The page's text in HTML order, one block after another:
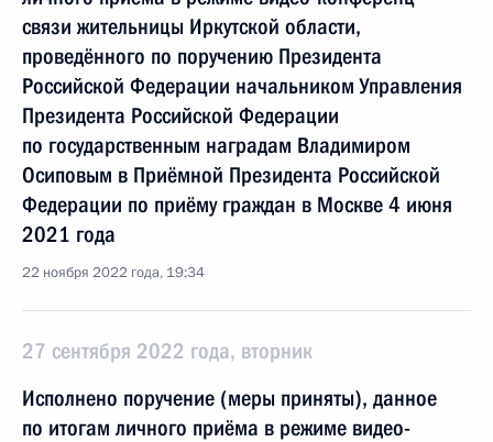
связи жительницы Иркутской области,
проведённого по поручению Президента
Российской Федерации начальником Управления
Президента Российской Федерации
по государственным наградам Владимиром
Осиповым в Приёмной Президента Российской
Федерации по приёму граждан в Москве 4 июня
2021 года
22 ноября 2022 года, 19:34
27 сентября 2022 года, вторник
Исполнено поручение (меры приняты), данное
по итогам личного приёма в режиме видео-